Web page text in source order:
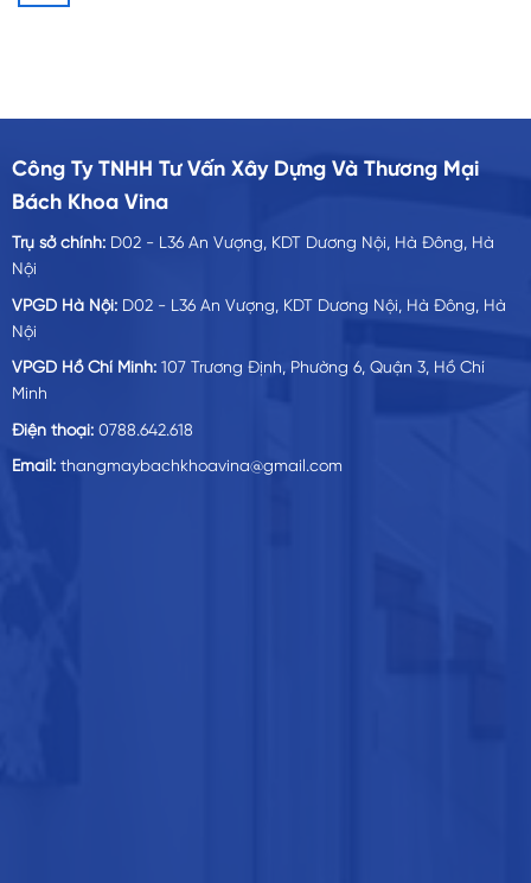
Công Ty TNHH Tư Vấn Xây Dựng Và Thương Mại
Bách Khoa Vina
Trụ sở chính: D02 - L36 An Vượng, KDT Dương Nội, Hà Đông, Hà
Nội
VPGD Hà Nội: D02 - L36 An Vượng, KDT Dương Nội, Hà Đông, Hà
Nội
VPGD Hồ Chí Minh:107 Trương Định, Phường 6, Quận 3, Hồ Chí
Minh
Điện thoại:0788.642.618
Email:thangmaybachkhoavina@gmail.com